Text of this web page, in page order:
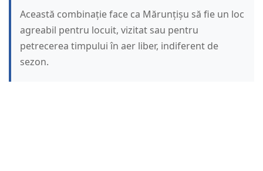
Această combinație face ca Mărunțișu să fie un loc
agreabil pentru locuit, vizitat sau pentru
petrecerea timpului în aer liber, indiferent de
sezon.